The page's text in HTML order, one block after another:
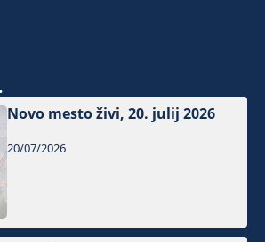
Novo mesto živi, 20. julij 2026
20/07/2026